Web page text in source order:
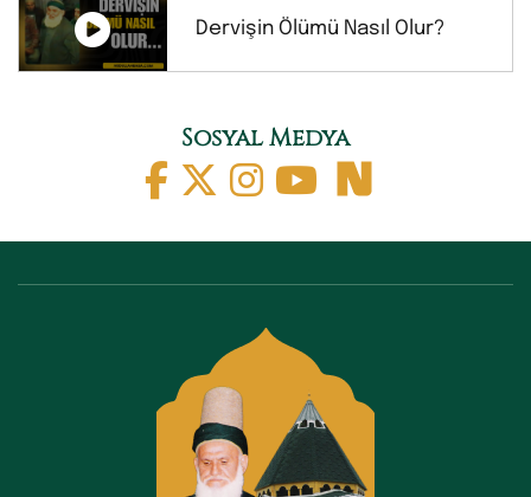
Dervişin Ölümü Nasıl Olur?
Sosyal Medya